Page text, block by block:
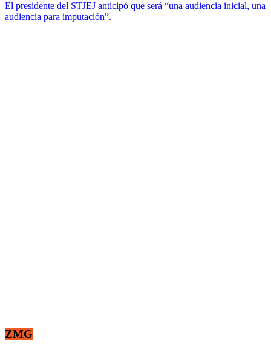
El presidente del STJEJ anticipó que será “una audiencia inicial, una
audiencia para imputación”.
ZMG